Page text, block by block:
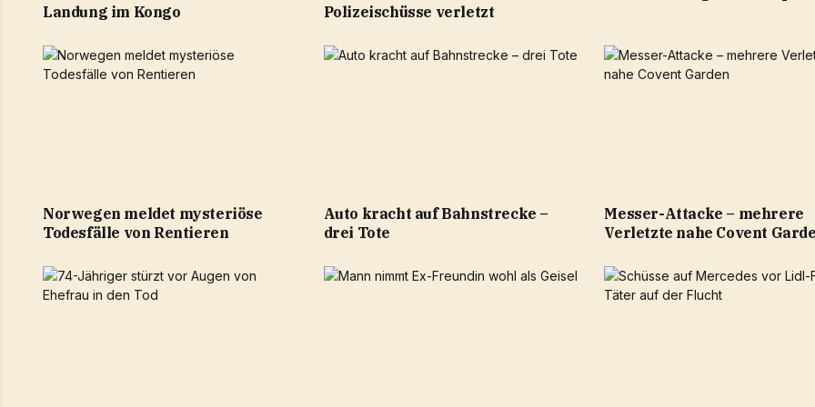
Landung im Kongo
Polizeischüsse verletzt
Norwegen meldet mysteriöse
Todesfälle von Rentieren
Auto kracht auf Bahnstrecke –
drei Tote
Messer-Attacke – mehrere
Verletzte nahe Covent